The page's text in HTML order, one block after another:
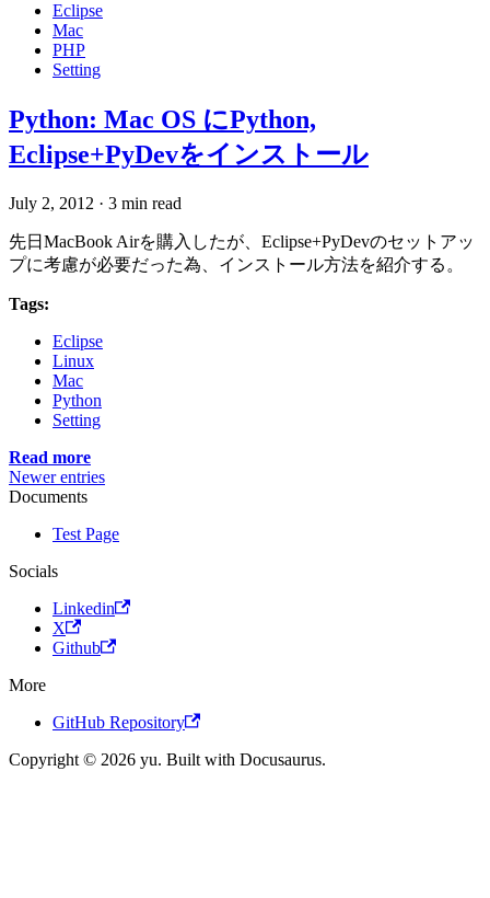
Eclipse
Mac
PHP
Setting
Python: Mac OS にPython,
Eclipse+PyDevをインストール
July 2, 2012 · 3 min read
先日MacBook Airを購入したが、Eclipse+PyDevのセットアッ
プに考慮が必要だった為、インストール方法を紹介する。
Tags:
Eclipse
Linux
Mac
Python
Setting
Read more
Newer entries
Documents
Test Page
Socials
Linkedin
X
Github
More
GitHub Repository
Copyright © 2026 yu. Built with Docusaurus.